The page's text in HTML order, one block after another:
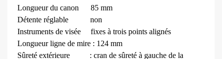
Longueur du canon
85 mm
Détente réglable
non
Instruments de visée
fixes à trois points alignés
Longueur ligne de mire : 124 mm
Sûreté extérieure
: cran de sûreté à gauche de la